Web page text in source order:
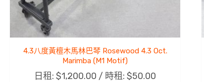
4.3八度黃檀木馬林巴琴 Rosewood 4.3 Oct.
Marimba (M1 Motif)
日租:$1,200.00 / 時租:$50.00